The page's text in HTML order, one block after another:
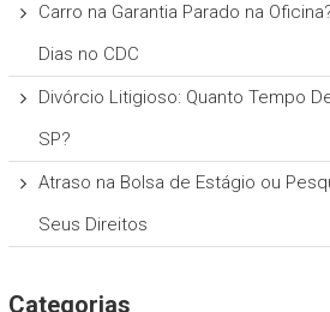
Carro na Garantia Parado na
Dias no CDC
Divórcio Litigioso: Quanto Tempo
SP?
Atraso na Bolsa de Estágio ou
Seus Direitos
Categorias